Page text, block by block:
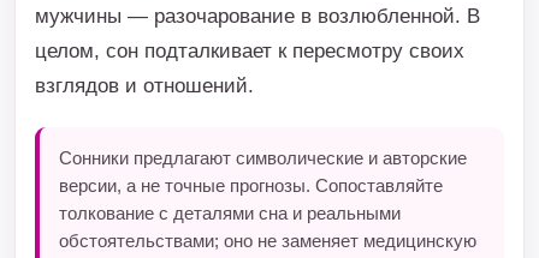
мужчины — разочарование в возлюбленной. В
целом, сон подталкивает к пересмотру своих
взглядов и отношений.
Сонники предлагают символические и авторские
версии, а не точные прогнозы. Сопоставляйте
толкование с деталями сна и реальными
обстоятельствами; оно не заменяет медицинскую